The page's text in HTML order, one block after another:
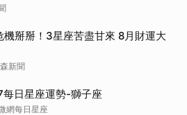
機掰掰！3星座苦盡甘來 8月財運大
新聞
日星座運勢-獅子座
網每日星座